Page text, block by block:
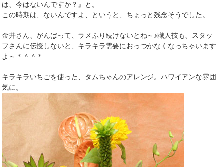
は、今はないんですか？』と。
この時期は、ないんですよ、というと、ちょっと残念そうでした。
金井さん、がんばって、ラメふり続けないとね～♪職人技も、スタッ
フさんに伝授しないと、キラキラ需要におっつかなくなっちゃいます
よ～＊＾＾＊
キラキラいちごを使った、タムちゃんのアレンジ。ハワイアンな雰囲
気に。